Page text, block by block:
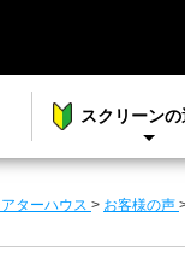
スクリーン
ターハウス > お客様の声